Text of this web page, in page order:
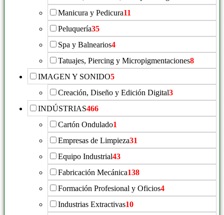
Manicura y Pedicura11
Peluquería35
Spa y Balnearios4
Tatuajes, Piercing y Micropigmentaciones8
IMAGEN Y SONIDO5
Creación, Diseño y Edición Digital3
INDÚSTRIAS466
Cartón Ondulado1
Empresas de Limpieza31
Equipo Industrial43
Fabricación Mecánica138
Formación Profesional y Oficios4
Industrias Extractivas10